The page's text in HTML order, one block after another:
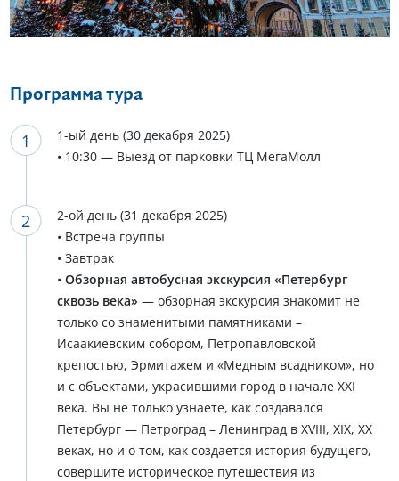
Еще 13 фото
Программа тура
1-ый день (30 декабря 2025)
• 10:30 — Выезд от парковки ТЦ МегаМолл
2-ой день (31 декабря 2025)
• Встреча группы
• Завтрак
• Обзорная автобусная экскурсия «Петербург
сквозь века» — обзорная экскурсия знакомит не
только со знаменитыми памятниками –
Исаакиевским собором, Петропавловской
крепостью, Эрмитажем и «Медным всадником», но
и с объектами, украсившими город в начале XXI
века. Вы не только узнаете, как создавался
Петербург — Петроград – Ленинград в XVIII, XIX, XX
веках, но и о том, как создается история будущего,
совершите историческое путешествия из